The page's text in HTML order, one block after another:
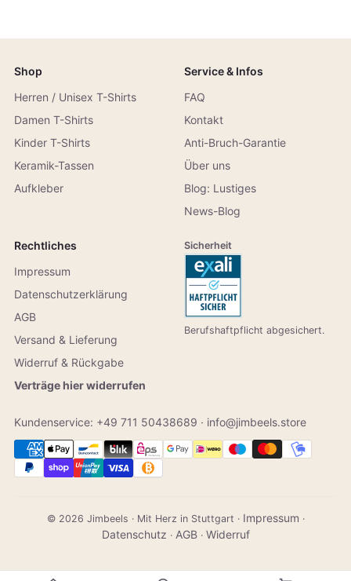
Shop
Herren / Unisex T-Shirts
Damen T-Shirts
Kinder T-Shirts
Keramik-Tassen
Aufkleber
Service & Infos
FAQ
Kontakt
Anti-Bruch-Garantie
Über uns
Blog: Lustiges
News-Blog
Rechtliches
Impressum
Datenschutzerklärung
AGB
Versand & Lieferung
Widerruf & Rückgabe
Verträge hier widerrufen
Sicherheit
Berufshaftpflicht abgesichert.
Kundenservice: +49 711 50438689 · info@jimbeels.store
© 2026 Jimbeels · Mit Herz in Stuttgart · Impressum ·
Datenschutz · AGB· Widerruf